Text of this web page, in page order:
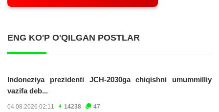
ENG KO'P O'QILGAN POSTLAR
Indoneziya prezidenti JCH-2030ga chiqishni umummilliy
vazifa deb...
04.08.2026 02:11 14238 47